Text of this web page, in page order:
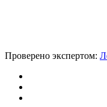
Проверено экспертом: